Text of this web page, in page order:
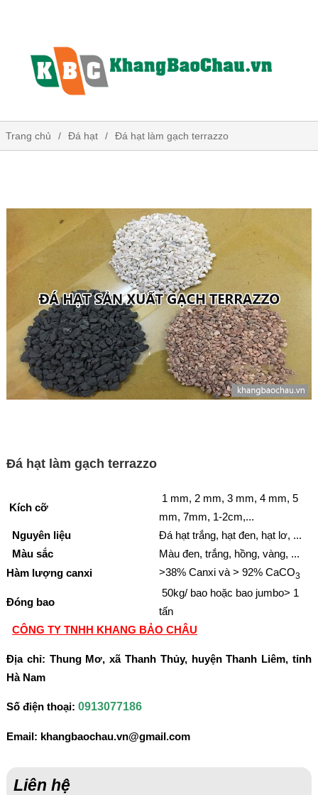
Trang chủ Đá hạt Đá hạt làm gạch terrazzo
Đá hạt làm gạch terrazzo
Kích cỡ
1 mm, 2 mm, 3 mm, 4 mm, 5
mm, 7mm, 1-2cm,...
Nguyên liệu
Đá hạt trắng, hạt đen, hạt lơ, ...
Màu sắc
Màu đen, trắng, hồng, vàng, ...
Hàm lượng canxi
>38% Canxi và > 92% CaCO3
Đóng bao
50kg/ bao hoặc bao jumbo> 1
tấn
CÔNG TY TNHH KHANG BẢO CHÂU
Địa chỉ: Thung Mơ, xã Thanh Thủy, huyện Thanh Liêm, tỉnh
Hà Nam
Số điện thoại: 0913077186
Email: khangbaochau.vn@gmail.com
Liên hệ